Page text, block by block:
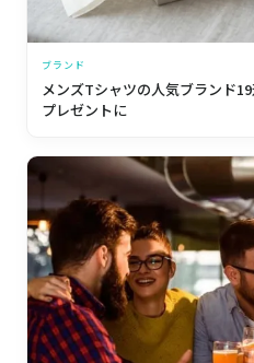
ブランド
メンズTシャツの人気ブランド
プレゼントに